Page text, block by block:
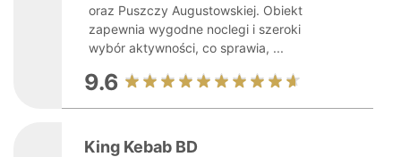
oraz Puszczy Augustowskiej. Obiekt
zapewnia wygodne noclegi i szeroki
wybór aktywności, co sprawia, ...
9.6
King Kebab BD